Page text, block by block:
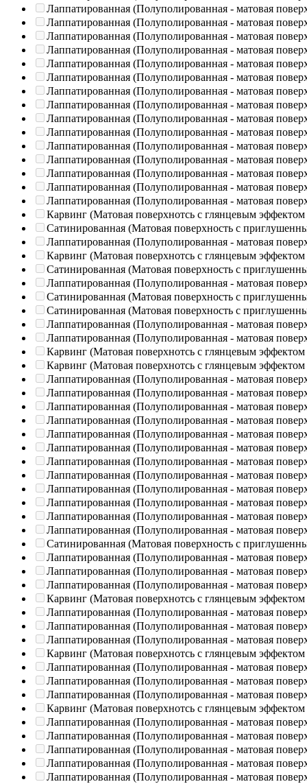
Лаппатированная (Полуполированная - матовая
Лаппатированная (Полуполированная - матовая
Лаппатированная (Полуполированная - матовая
Лаппатированная (Полуполированная - матовая
Лаппатированная (Полуполированная - матовая
Лаппатированная (Полуполированная - матовая
Лаппатированная (Полуполированная - матовая
Лаппатированная (Полуполированная - матовая
Лаппатированная (Полуполированная - матовая
Лаппатированная (Полуполированная - матовая
Лаппатированная (Полуполированная - матовая
Лаппатированная (Полуполированная - матовая
Лаппатированная (Полуполированная - матовая
Лаппатированная (Полуполированная - матовая
Лаппатированная (Полуполированная - матовая
Карвинг (Матовая поверхнотсь с глянцевым эффектом
Сатинированная (Матовая поверхность с
Лаппатированная (Полуполированная - матовая
Карвинг (Матовая поверхнотсь с глянцевым эффектом
Сатинированная (Матовая поверхность с
Лаппатированная (Полуполированная - матовая
Сатинированная (Матовая поверхность с
Сатинированная (Матовая поверхность с
Лаппатированная (Полуполированная - матовая
Лаппатированная (Полуполированная - матовая
Карвинг (Матовая поверхнотсь с глянцевым эффектом
Карвинг (Матовая поверхнотсь с глянцевым эффектом
Лаппатированная (Полуполированная - матовая
Лаппатированная (Полуполированная - матовая
Лаппатированная (Полуполированная - матовая
Лаппатированная (Полуполированная - матовая
Лаппатированная (Полуполированная - матовая
Лаппатированная (Полуполированная - матовая
Лаппатированная (Полуполированная - матовая
Лаппатированная (Полуполированная - матовая
Лаппатированная (Полуполированная - матовая
Лаппатированная (Полуполированная - матовая
Лаппатированная (Полуполированная - матовая
Лаппатированная (Полуполированная - матовая
Сатинированная (Матовая поверхность с
Лаппатированная (Полуполированная - матовая
Лаппатированная (Полуполированная - матовая
Лаппатированная (Полуполированная - матовая
Карвинг (Матовая поверхнотсь с глянцевым эффектом
Лаппатированная (Полуполированная - матовая
Лаппатированная (Полуполированная - матовая
Лаппатированная (Полуполированная - матовая
Карвинг (Матовая поверхнотсь с глянцевым эффектом
Лаппатированная (Полуполированная - матовая
Лаппатированная (Полуполированная - матовая
Лаппатированная (Полуполированная - матовая
Карвинг (Матовая поверхнотсь с глянцевым эффектом
Лаппатированная (Полуполированная - матовая
Лаппатированная (Полуполированная - матовая
Лаппатированная (Полуполированная - матовая
Лаппатированная (Полуполированная - матовая
Лаппатированная (Полуполированная - матовая